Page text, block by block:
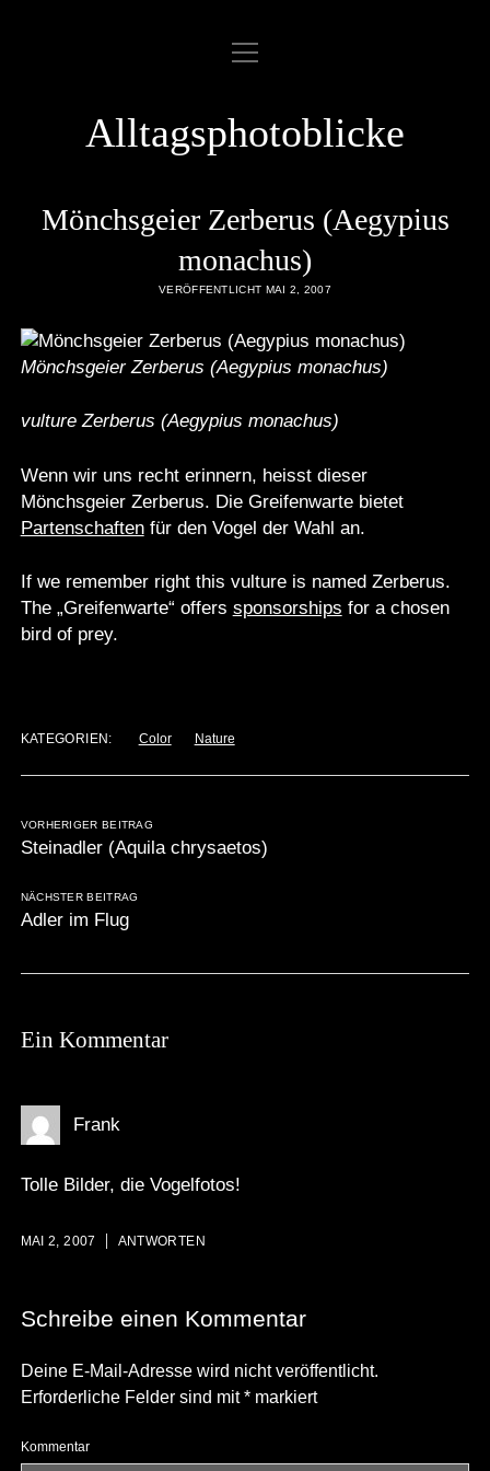
ABOUT
DATENSCHUTZERKLÄRUNG
IMPRESSUM
LINKLIST
SAMPLE PAGE
Menü
öffnen
Alltagsphotoblicke
Mönchsgeier Zerberus (Aegypius
monachus)
VERÖFFENTLICHT MAI 2, 2007
Mönchsgeier Zerberus (Aegypius monachus)
vulture Zerberus (Aegypius monachus)
Wenn wir uns recht erinnern, heisst dieser
Mönchsgeier Zerberus. Die Greifenwarte bietet
Partenschaftenfür den Vogel der Wahl an.
If we remember right this vulture is named Zerberus.
The „Greifenwarte“ offers sponsorships for a chosen
bird of prey.
KATEGORIEN: Color Nature
VORHERIGER BEITRAG
Steinadler (Aquila chrysaetos)
NÄCHSTER BEITRAG
Adler im Flug
Ein Kommentar
Frank
Tolle Bilder, die Vogelfotos!
MAI 2, 2007 ANTWORTEN
Schreibe einen Kommentar
Deine E-Mail-Adresse wird nicht veröffentlicht.
Erforderliche Felder sind mit*markiert
Kommentar